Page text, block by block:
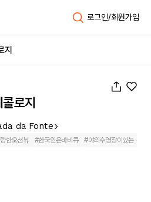
로그인/회원가입
지
로지
da Fonte
한오션뷰 #한국인은바비큐 #야외수영장이있는